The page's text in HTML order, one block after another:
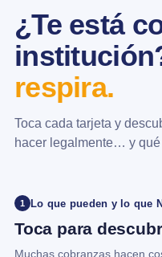
¿Te está
respira.
Toca cada tarjeta y
hacer legalmente… y qué
1 Lo que pueden y lo que
Toca para
Muchas cobranzas hacen